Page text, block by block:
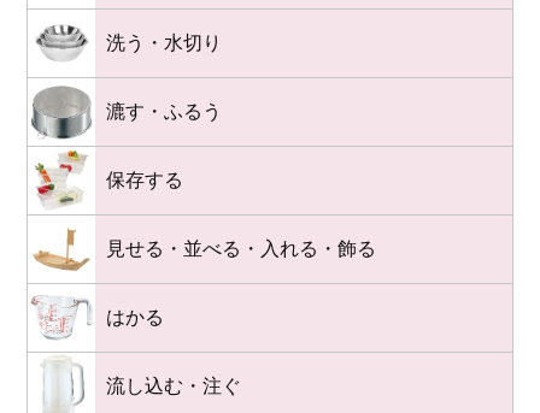
洗う・水切り
漉す・ふるう
保存する
見せる・並べる・入れる・飾る
はかる
流し込む・注ぐ